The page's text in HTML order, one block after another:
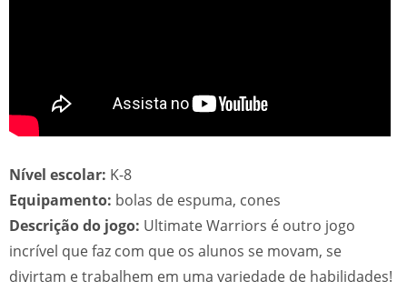
Nível escolar: K-8
Equipamento: bolas de espuma, cones
Descrição do jogo: Ultimate Warriors é outro jogo
incrível que faz com que os alunos se movam, se
divirtam e trabalhem em uma variedade de habilidades!